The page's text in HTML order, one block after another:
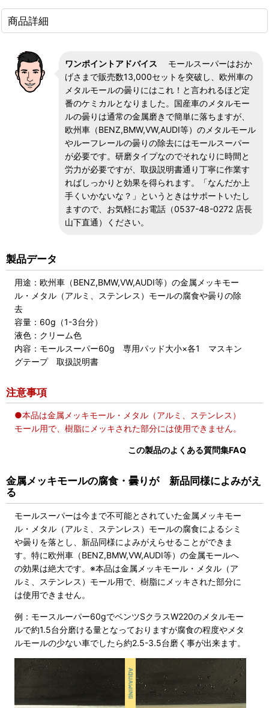
商品詳細
ワンポイントアドバイス
モールスーパーはおか
げさまで販売数13,000セットを突破し、欧州車の
メタルモールの曇りにはこれ！と言われるほど定
番のケミカルとなりました。国産車のメタルモー
ルの曇りは通常の金属磨きで簡単に落ちますが、
欧州車（BENZ,BMW,VW,AUDI等）のメタルモール
やルーフレールの曇りの除去にはモールスーパー
が必要です。研磨タイプなのでそれなりに時間と
労力が必要ですが、取扱説明書通り丁寧に作業す
ればしっかりと効果を得られます。「なんだか上
手くいかないな？」というときはサポートいたし
ますので、お気軽にお電話（0537-48-0272 店長
山下直通）ください。
製品データ
用途：欧州車（BENZ,BMW,VW,AUDI等）の金属メッキモー
ル・メタル（アルミ、ステンレス）モールの腐食や曇りの除
去
容量：60g（1-3台分）
液色：クリーム色
内容：モールスーパー60g 専用パッド大小×各1 マスキン
グテープ 取扱説明書
注意事項
●本品は金属メッキモール・メタル（アルミ、ステンレス）
モール用で、樹脂にメッキされた部分には使用できません。
この製品のよくある質問集FAQ
金属メッキモールの腐食・曇りが 新品同様によみがえ
る
モールスーパーは今まで不可能とされていた金属メッキモー
ル・メタル（アルミ、ステンレス）モールの腐食によるシミ
や曇りを落とし、新品同様によみがえらせることができま
す。特に欧州車（BENZ,BMW,VW,AUDI等）の金属モールへ
の効果は絶大です。※本品は金属メッキモール・メタル（ア
ルミ、ステンレス）モール用で、樹脂にメッキされた部分に
は使用できません。
例：モースルーパー60gでベンツSクラスW220のメタルモー
ルで約1.5台分磨ける量となっておりますが腐食の程度やメタ
ルモールの少ない車でしたら約2.5-3.5台磨く事が出来ます。